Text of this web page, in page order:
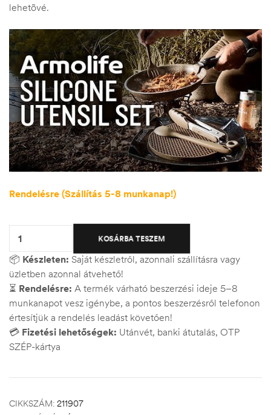
lehetõvé.
Rendelésre (Szállítás 5-8 munkanap!)
KOSÁRBA TESZEM
📦 Készleten: Saját készletről, azonnali szállításra vagy
üzletben azonnal átvehető!
⏳ Rendelésre: A termék várható beszerzési ideje 5–8
munkanapot vesz igénybe, a pontos beszerzésről telefonon
értesítjük a rendelés leadást követően!
💳 Fizetési lehetőségek: Utánvét, banki átutalás, OTP
SZÉP-kártya
CIKKSZÁM: 211907